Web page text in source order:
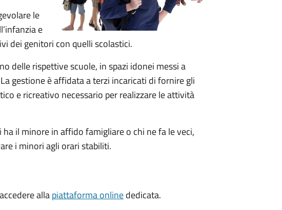
le
e
dei genitori con quelli scolastici.
delle rispettive scuole, in spazi idonei messi a
gestione è affidata a terzi incaricati di fornire gli
e ricreativo necessario per realizzare le attività
il minore in affido famigliare o chi ne fa le veci,
i minori agli orari stabiliti.
allapiattaforma onlinededicata.